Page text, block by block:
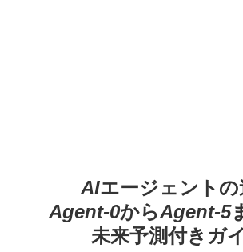
AIエージェントの
Agent-0からAgent-5
未来予測付きガ